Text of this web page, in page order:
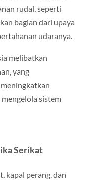
rudal, seperti
bagian dari upaya
udaranya.
melibatkan
yang
sistem
Serikat
kapal perang, dan